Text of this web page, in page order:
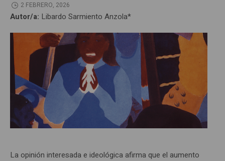
2 FEBRERO, 2026
Autor/a: Libardo Sarmiento Anzola*
La opinión interesada e ideológica afirma que el aumento